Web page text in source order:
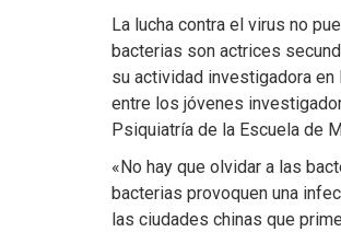
La lucha contra el virus no
bacterias son actrices
su actividad investigadora en
entre los jóvenes
Psiquiatría de la Escuela de
«No hay que olvidar a las
bacterias provoquen una
las ciudades chinas que